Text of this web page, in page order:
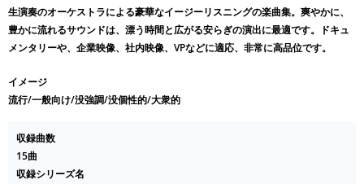
生演奏のオーケストラによる豪華なイージーリスニングの楽曲集。爽やかに、
豊かに流れるサウンドは、漂う時間と広がる安らぎの演出に最適です。ドキュ
メンタリーや、企業映像、社内映像、VPなどに適応、非常に高品位です。
イメージ
流行/一般向け/没強調/没個性的/大衆的
収録曲数
15曲
収録シリーズ名